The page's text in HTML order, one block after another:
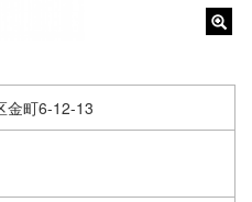
区金町6-12-13